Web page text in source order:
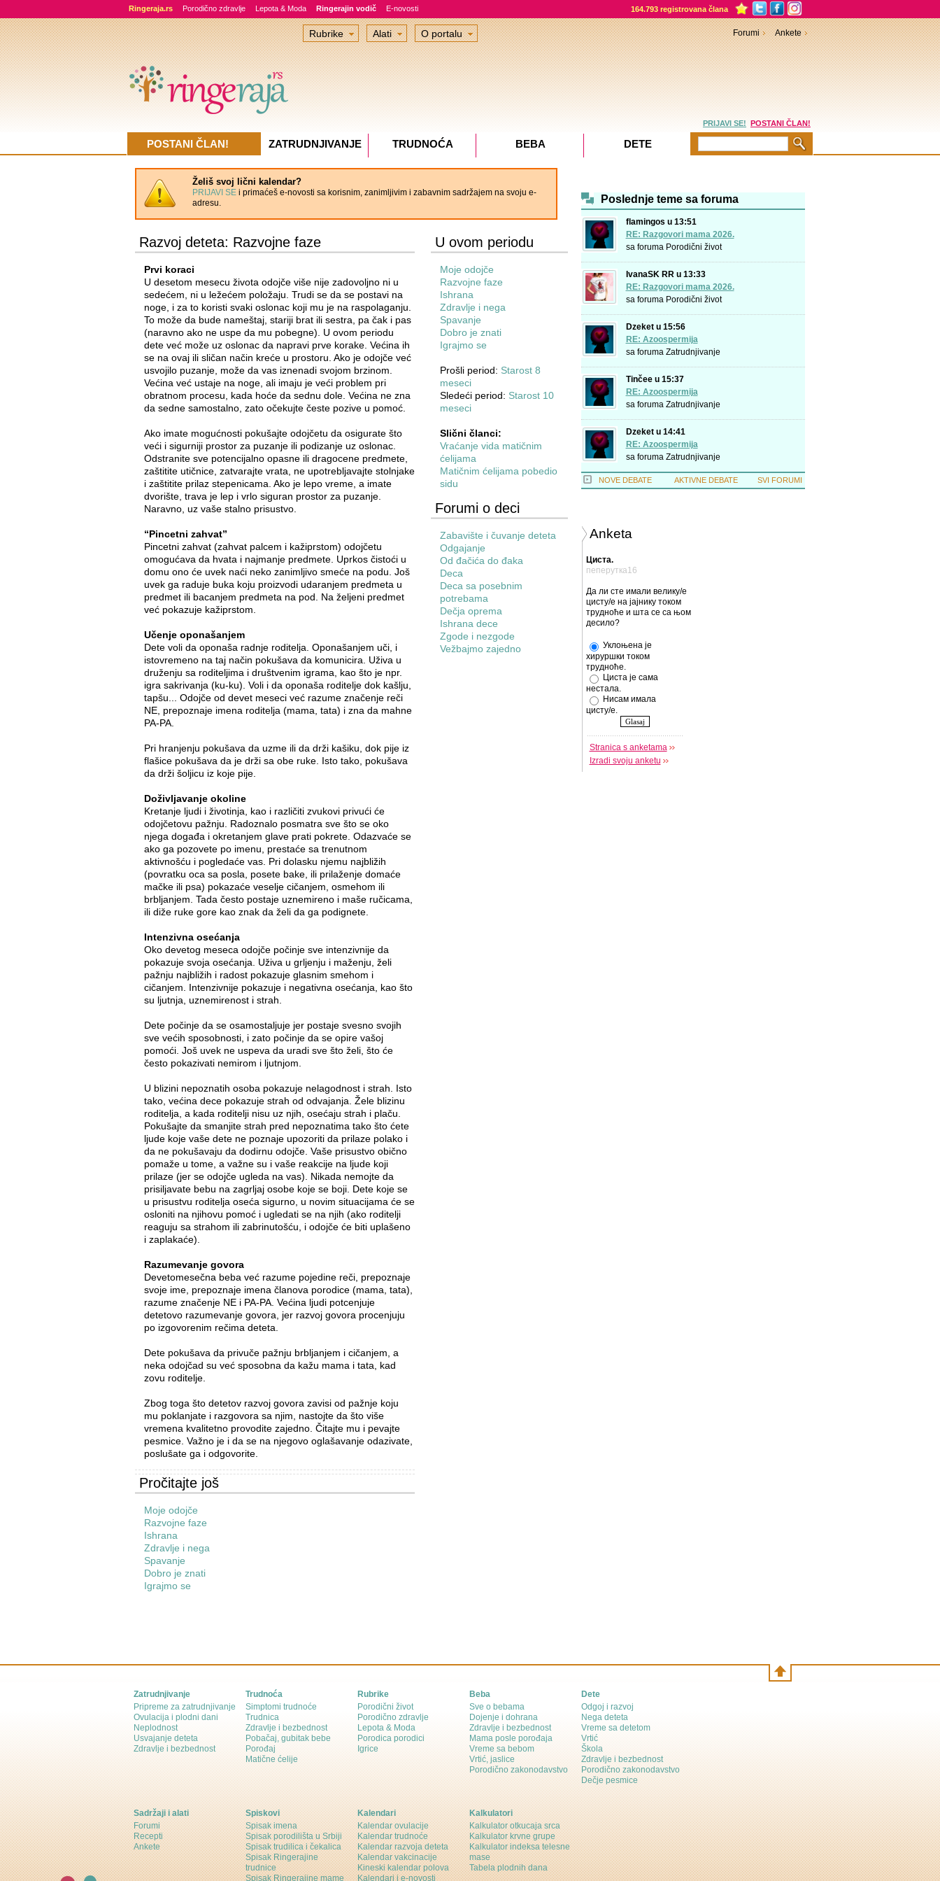
Ringeraja.rs Porodično zdravlje Lepota & Moda Ringerajin vodič E-novosti 164.793 registrovana člana
Želiš svoj lični kalendar?
PRIJAVI SEi primaćeš e-novosti sa korisnim, zanimljivim i zabavnim sadržajem na svoju e-
adresu.
Razvoj deteta: Razvojne faze
Prvi koraci
U desetom mesecu života odojče više nije zadovoljno ni u
sedećem, ni u ležećem položaju. Trudi se da se postavi na
noge, i za to koristi svaki oslonac koji mu je na raspolaganju.
To može da bude nameštaj, stariji brat ili sestra, pa čak i pas
(naravno ako ne uspe da mu pobegne). U ovom periodu
dete već može uz oslonac da napravi prve korake. Većina ih
se na ovaj ili sličan način kreće u prostoru. Ako je odojče već
usvojilo puzanje, može da vas iznenadi svojom brzinom.
Većina već ustaje na noge, ali imaju je veći problem pri
obratnom procesu, kada hoće da sednu dole. Većina ne zna
da sedne samostalno, zato očekujte česte pozive u pomoć.
Ako imate mogućnosti pokušajte odojčetu da osigurate što
veći i sigurniji prostor za puzanje ili podizanje uz oslonac.
Odstranite sve potencijalno opasne ili dragocene predmete,
zaštitite utičnice, zatvarajte vrata, ne upotrebljavajte stolnjake
i zaštitite prilaz stepenicama. Ako je lepo vreme, a imate
dvorište, trava je lep i vrlo siguran prostor za puzanje.
Naravno, uz vaše stalno prisustvo.
“Pincetni zahvat”
Pincetni zahvat (zahvat palcem i kažiprstom) odojčetu
omogućava da hvata i najmanje predmete. Uprkos čistoći u
domu ono će uvek naći neko zanimljivo smeće na podu. Još
uvek ga raduje buka koju proizvodi udaranjem predmeta u
predmet ili bacanjem predmeta na pod. Na željeni predmet
već pokazuje kažiprstom.
Učenje oponašanjem
Dete voli da oponaša radnje roditelja. Oponašanjem uči, i
istovremeno na taj način pokušava da komunicira. Uživa u
druženju sa roditeljima i društvenim igrama, kao što je npr.
igra sakrivanja (ku-ku). Voli i da oponaša roditelje dok kašlju,
tapšu... Odojče od devet meseci već razume značenje reči
NE, prepoznaje imena roditelja (mama, tata) i zna da mahne
PA-PA.
Pri hranjenju pokušava da uzme ili da drži kašiku, dok pije iz
flašice pokušava da je drži sa obe ruke. Isto tako, pokušava
da drži šoljicu iz koje pije.
Doživljavanje okoline
Kretanje ljudi i životinja, kao i različiti zvukovi privući će
odojčetovu pažnju. Radoznalo posmatra sve što se oko
njega događa i okretanjem glave prati pokrete. Odazvaće se
ako ga pozovete po imenu, prestaće sa trenutnom
aktivnošću i pogledaće vas. Pri dolasku njemu najbližih
(povratku oca sa posla, posete bake, ili prilaženje domaće
mačke ili psa) pokazaće veselje cičanjem, osmehom ili
brbljanjem. Tada često postaje uznemireno i maše ručicama,
ili diže ruke gore kao znak da želi da ga podignete.
Intenzivna osećanja
Oko devetog meseca odojče počinje sve intenzivnije da
pokazuje svoja osećanja. Uživa u grljenju i maženju, želi
pažnju najbližih i radost pokazuje glasnim smehom i
cičanjem. Intenzivnije pokazuje i negativna osećanja, kao što
su ljutnja, uznemirenost i strah.
Dete počinje da se osamostaljuje jer postaje svesno svojih
sve većih sposobnosti, i zato počinje da se opire vašoj
pomoći. Još uvek ne uspeva da uradi sve što želi, što će
često pokazivati nemirom i ljutnjom.
U blizini nepoznatih osoba pokazuje nelagodnost i strah. Isto
tako, većina dece pokazuje strah od odvajanja. Žele blizinu
roditelja, a kada roditelji nisu uz njih, osećaju strah i plaču.
Pokušajte da smanjite strah pred nepoznatima tako što ćete
ljude koje vaše dete ne poznaje upozoriti da prilaze polako i
da ne pokušavaju da dodirnu odojče. Vaše prisustvo obično
pomaže u tome, a važne su i vaše reakcije na ljude koji
prilaze (jer se odojče ugleda na vas). Nikada nemojte da
prisiljavate bebu na zagrljaj osobe koje se boji. Dete koje se
u prisustvu roditelja oseća sigurno, u novim situacijama će se
osloniti na njihovu pomoć i ugledati se na njih (ako roditelji
reaguju sa strahom ili zabrinutošću, i odojče će biti uplašeno
i zaplakaće).
Razumevanje govora
Devetomesečna beba već razume pojedine reči, prepoznaje
svoje ime, prepoznaje imena članova porodice (mama, tata),
razume značenje NE i PA-PA. Većina ljudi potcenjuje
detetovo razumevanje govora, jer razvoj govora procenjuju
po izgovorenim rečima deteta.
Dete pokušava da privuče pažnju brbljanjem i cičanjem, a
neka odojčad su već sposobna da kažu mama i tata, kad
zovu roditelje.
Zbog toga što detetov razvoj govora zavisi od pažnje koju
mu poklanjate i razgovora sa njim, nastojte da što više
vremena kvalitetno provodite zajedno. Čitajte mu i pevajte
pesmice. Važno je i da se na njegovo oglašavanje odazivate,
poslušate ga i odgovorite.
Pročitajte još
Moje odojče
Razvojne faze
Ishrana
Zdravlje i nega
Spavanje
Dobro je znati
Igrajmo se
U ovom periodu
Moje odojče
Razvojne faze
Ishrana
Zdravlje i nega
Spavanje
Dobro je znati
Igrajmo se
Prošli period: Starost 8
meseci
Sledeći period: Starost 10
meseci
Slični članci:
Vraćanje vida matičnim
ćelijama
Matičnim ćelijama pobedio
sidu
Forumi o deci
Zabavište i čuvanje deteta
Odgajanje
Od đačića do đaka
Deca
Deca sa posebnim
potrebama
Dečja oprema
Ishrana dece
Zgode i nezgode
Vežbajmo zajedno
Poslednje teme sa foruma
flamingos u 13:51
RE: Razgovori mama 2026.
sa foruma Porodični život
IvanaSK RR u 13:33
RE: Razgovori mama 2026.
sa foruma Porodični život
Dzeket u 15:56
RE: Azoospermija
sa foruma Zatrudnjivanje
Tinčee u 15:37
RE: Azoospermija
sa foruma Zatrudnjivanje
Dzeket u 14:41
RE: Azoospermija
sa foruma Zatrudnjivanje
NOVE DEBATE AKTIVNE DEBATE SVI FORUMI
Anketa
Циста.
пеперутка16
Да ли сте имали велику/е
цисту/е на јајнику током
трудноће и шта се са њом
десило?
Уклоњена је
хируршки током
трудноће.
Циста је сама
нестала.
Нисам имала
цисту/е.
Stranica s anketama
Izradi svoju anketu
Rubrike Alati O portalu Forumi Ankete
PRIJAVI SE! POSTANI ČLAN!
POSTANI ČLAN! ZATRUDNJIVANJE TRUDNOĆA BEBA DETE
Zatrudnjivanje
Pripreme za zatrudnjivanje
Ovulacija i plodni dani
Neplodnost
Usvajanje deteta
Zdravlje i bezbednost
Trudnoća
Simptomi trudnoće
Trudnica
Zdravlje i bezbednost
Pobačaj, gubitak bebe
Porođaj
Matične ćelije
Rubrike
Porodični život
Porodično zdravlje
Lepota & Moda
Porodica porodici
Igrice
Beba
Sve o bebama
Dojenje i dohrana
Zdravlje i bezbednost
Mama posle porođaja
Vreme sa bebom
Vrtić, jaslice
Porodično zakonodavstvo
Dete
Odgoj i razvoj
Nega deteta
Vreme sa detetom
Vrtić
Škola
Zdravlje i bezbednost
Porodično zakonodavstvo
Dečje pesmice
Sadržaji i alati
Forumi
Recepti
Ankete
Spiskovi
Spisak imena
Spisak porodilišta u Srbiji
Spisak trudilica i čekalica
Spisak Ringerajine
trudnice
Spisak Ringerajine mame
Kalendari
Kalendar ovulacije
Kalendar trudnoće
Kalendar razvoja deteta
Kalendar vakcinacije
Kineski kalendar polova
Kalendari i e-novosti
Kalkulatori
Kalkulator otkucaja srca
Kalkulator krvne grupe
Kalkulator indeksa telesne
mase
Tabela plodnih dana